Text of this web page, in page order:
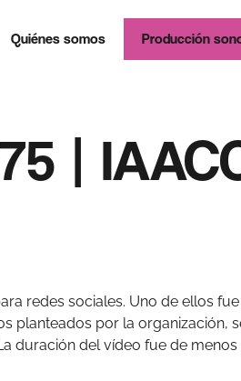
Quiénes somos Producción
|
redes sociales. Uno de ellos
planteados por la
duración del vídeo fue de menos